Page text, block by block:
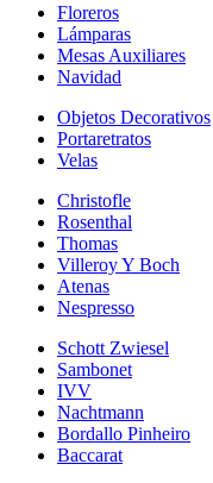
Floreros
Lámparas
Mesas Auxiliares
Navidad
Objetos Decorativos
Portaretratos
Velas
Christofle
Rosenthal
Thomas
Villeroy Y Boch
Atenas
Nespresso
Schott Zwiesel
Sambonet
IVV
Nachtmann
Bordallo Pinheiro
Baccarat